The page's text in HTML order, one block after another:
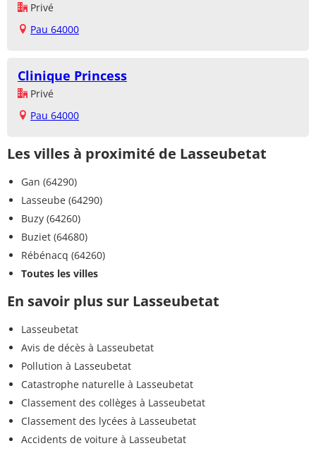
Privé
Pau 64000
Clinique Princess
Privé
Pau 64000
Les villes à proximité de Lasseubetat
Gan (64290)
Lasseube (64290)
Buzy (64260)
Buziet (64680)
Rébénacq (64260)
Toutes les villes
En savoir plus sur Lasseubetat
Lasseubetat
Avis de décès à Lasseubetat
Pollution à Lasseubetat
Catastrophe naturelle à Lasseubetat
Classement des collèges à Lasseubetat
Classement des lycées à Lasseubetat
Accidents de voiture à Lasseubetat